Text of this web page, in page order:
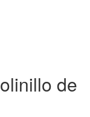
verano
de café